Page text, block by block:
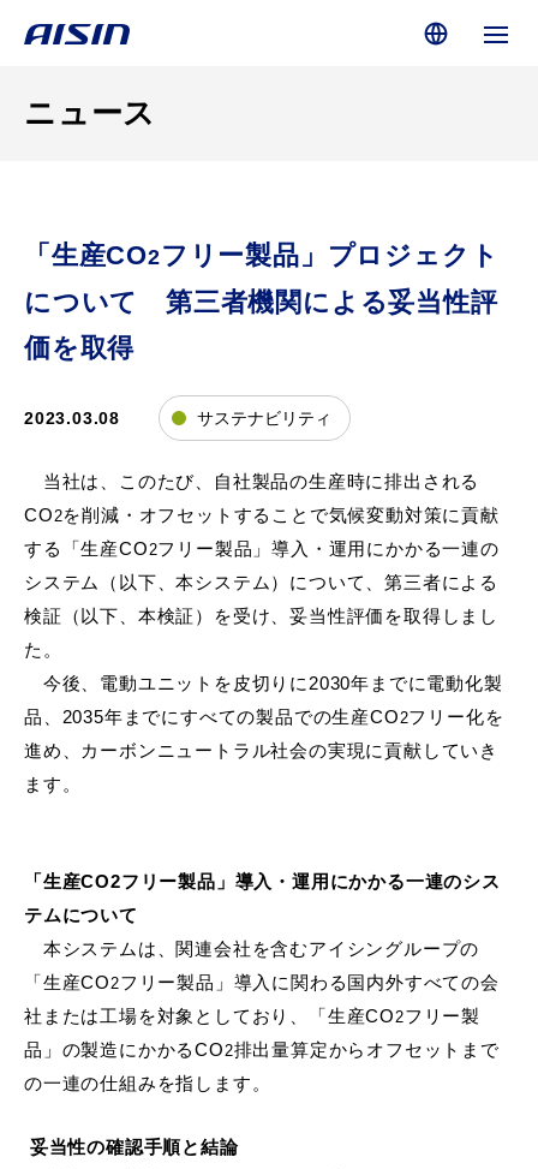
ニュース
「生産CO2フリー製品」プロジェクト
について 第三者機関による妥当性評
価を取得
2023.03.08 サステナビリティ
当社は、このたび、自社製品の生産時に排出される
CO 2を削減・オフセットすることで気候変動対策に貢献
する「生産CO 2フリー製品」導入・運用にかかる一連の
システム（以下、本システム）について、第三者による
検証（以下、本検証）を受け、妥当性評価を取得しまし
た。
今後、電動ユニットを皮切りに 2030年までに電動化製
品、 2035年までにすべての製品での生産CO 2フリー化を
進め、カーボンニュートラル社会の実現に貢献していき
ます。
「生産CO2フリー製品」導入・運用にかかる一連のシス
テムについて
本システムは、関連会社を含むアイシングループの
「生産CO 2フリー製品」導入に関わる国内外すべての会
社または工場を対象としており、「生産CO 2フリー製
品」の製造にかかるCO 2排出量算定からオフセットまで
の一連の仕組みを指します。
妥当性の確認手順と結論